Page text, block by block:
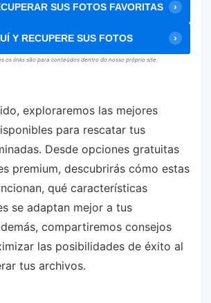
SUS FOTOS FAVORITAS
Y RECUPERE SUS FOTOS
os links são para conteúdos dentro do nosso próprio site.
exploraremos las mejores
para rescatar tus
Desde opciones gratuitas
premium, descubrirás cómo estas
qué características
se adaptan mejor a tus
compartiremos consejos
las posibilidades de éxito al
tus archivos.